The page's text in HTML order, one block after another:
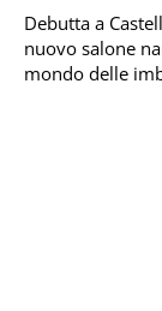
Debutta a
nuovo salone
mondo delle